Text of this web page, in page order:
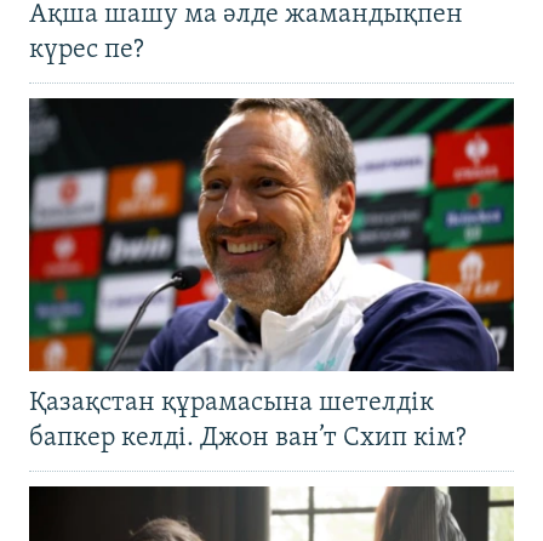
Ақша шашу ма әлде жамандықпен
күрес пе?
Қазақстан құрамасына шетелдік
бапкер келді. Джон ван’т Схип кім?